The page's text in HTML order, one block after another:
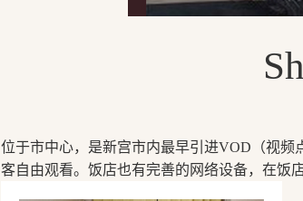
位于市中心，是新宫市内最早引进VOD（视频
客自由观看。饭店也有完善的网络设备，在饭